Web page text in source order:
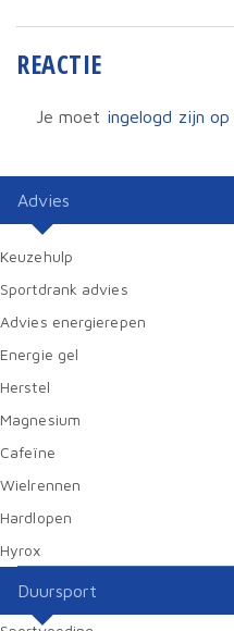
REACTIE
Je moet ingelogd zijn op
Advies
Keuzehulp
Sportdrank advies
Advies energierepen
Energie gel
Herstel
Magnesium
Cafeïne
Wielrennen
Hardlopen
Hyrox
Duursport